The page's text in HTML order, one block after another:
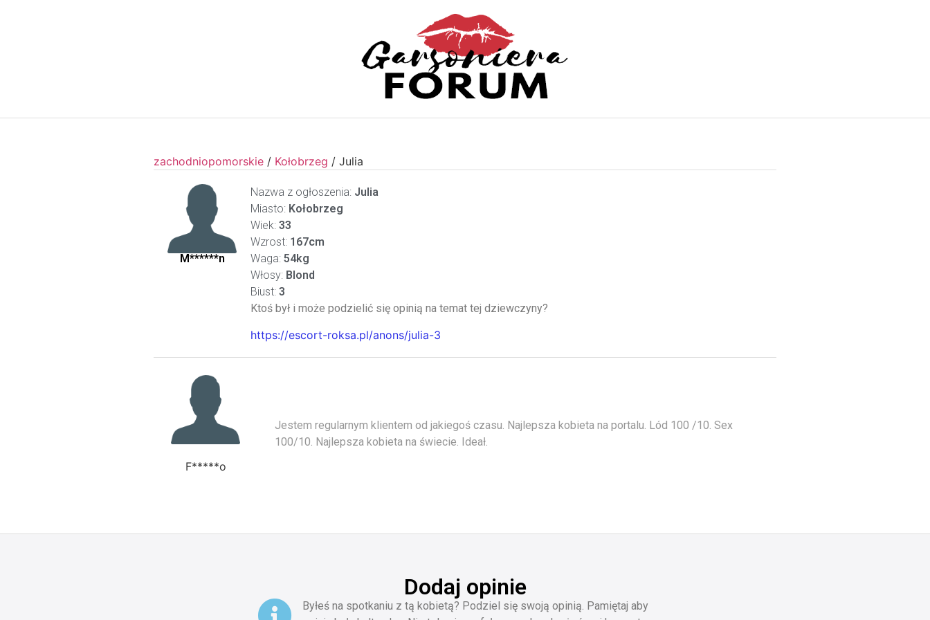
zachodniopomorskie / Kołobrzeg / Julia
M******n
Nazwa z ogłoszenia: Julia
Miasto: Kołobrzeg
Wiek: 33
Wzrost: 167cm
Waga: 54kg
Włosy: Blond
Biust: 3
Ktoś był i może podzielić się opinią na temat tej dziewczyny?
https://escort-roksa.pl/anons/julia-3
F*****o
Jestem regularnym klientem od jakiegoś czasu. Najlepsza kobieta na portalu. Lód 100 /10. Sex
100/10. Najlepsza kobieta na świecie. Ideał.
Dodaj opinie
Byłeś na spotkaniu z tą kobietą? Podziel się swoją opinią. Pamiętaj aby